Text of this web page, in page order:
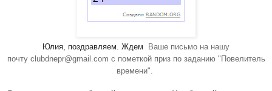
Юлия, поздравляем. Ждем
Ваше письмо на нашу
почту clubdnepr@gmail.com с пометкой приз по заданию "Повелитель
времени".